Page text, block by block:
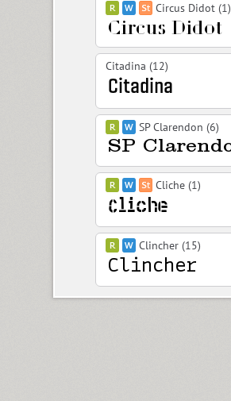
Circus Didot (1)
Citadina (12)
SP Clarendon (6)
Cliche (1)
Clincher (15)